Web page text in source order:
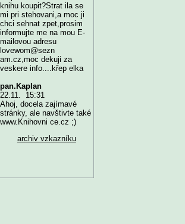
knihu koupit?Strat ila se
mi pri stehovani,a moc ji
chci sehnat zpet,prosim
informujte me na mou E-
mailovou adresu
lovewom@sezn
am.cz,moc dekuji za
veskere info....křep elka
pan.Kaplan
22.11. 15:31
Ahoj, docela zajímavé
stránky, ale navštivte také
www.Knihovni ce.cz ;)
archiv vzkazníku